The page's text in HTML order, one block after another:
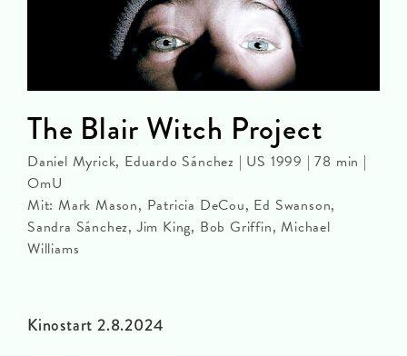
Kinostart 2.8.2024
The Blair Witch Project
Daniel Myrick, Eduardo Sánchez | US 1999 | 78 min |
OmU
Mit: Mark Mason, Patricia DeCou, Ed Swanson,
Sandra Sánchez, Jim King, Bob Griffin, Michael
Williams